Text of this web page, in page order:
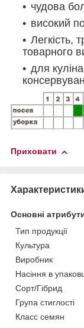
чудова
високий
Легкість,
товарного
для
Приховати
Основні
Тип продукції
Культура
Виробник
Насіння в
Сорт/Гібрид
Група стиглості
Класс семян